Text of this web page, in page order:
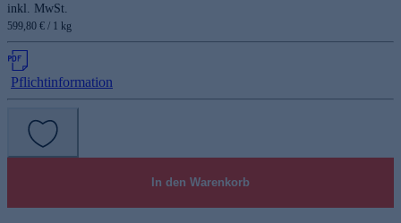
inkl. MwSt.
599,80 € / 1 kg
Pflichtinformation
In den Warenkorb